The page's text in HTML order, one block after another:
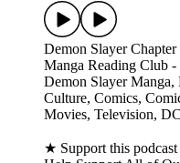
Demon Slayer
Manga Reading Club
Demon Slayer Manga,
Culture, Comics,
Movies, Television,
★ Support this